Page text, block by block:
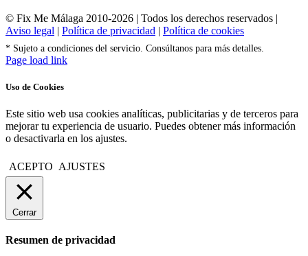
© Fix Me Málaga 2010-2026 | Todos los derechos reservados |
Aviso legal | Política de privacidad | Política de cookies
* Sujeto a condiciones del servicio. Consúltanos para más detalles.
Facebook
X
Instagram
Tiktok
Page load link
Uso de Cookies
Este sitio web usa cookies analíticas, publicitarias y de terceros para
mejorar tu experiencia de usuario. Puedes obtener más información
o desactivarla en los ajustes.
ACEPTO AJUSTES
Cerrar
Resumen de privacidad